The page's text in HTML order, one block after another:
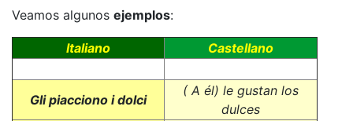
Veamos algunos ejemplos:
Italiano Castellano
Gli piacciono i dolci
( A él) le gustan los
dulces